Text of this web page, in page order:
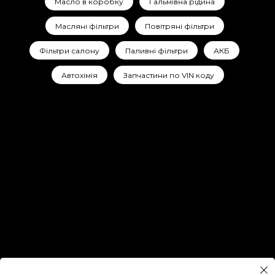
Масляні фільтри Повітряні фільтри
Фільтри салону Паливні фільтри АКБ
Автохімія Запчастини по VIN коду